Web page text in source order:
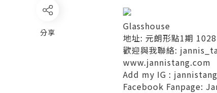
分享
Glasshouse
地址: 元朗形點1期
歡迎與我聯絡:
www.jannistang.com
Add my IG : jannistang
Facebook Fanpage: